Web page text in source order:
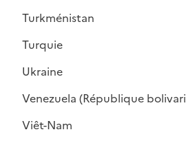
p
l
e
Turkménistan
Turquie
Ukraine
Venezuela (République
Viêt-Nam